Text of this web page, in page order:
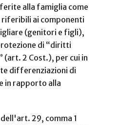
alla famiglia come
riferibili ai componenti
(genitori e figli),
di “diritti
(art. 2 Cost.), per cui in
differenziazioni di
in rapporto alla
29, comma 1